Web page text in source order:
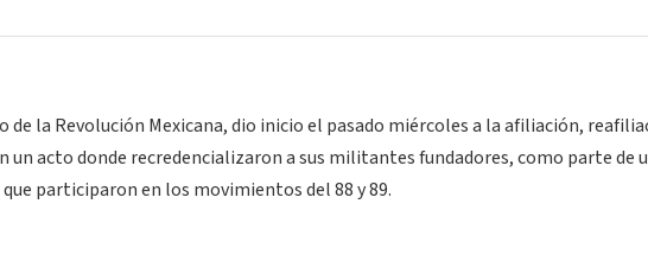
la Revolución Mexicana, dio inicio el pasado miércoles a la afiliación,
un acto donde recredencializaron a sus militantes fundadores, como parte de
participaron en los movimientos del 88 y 89.